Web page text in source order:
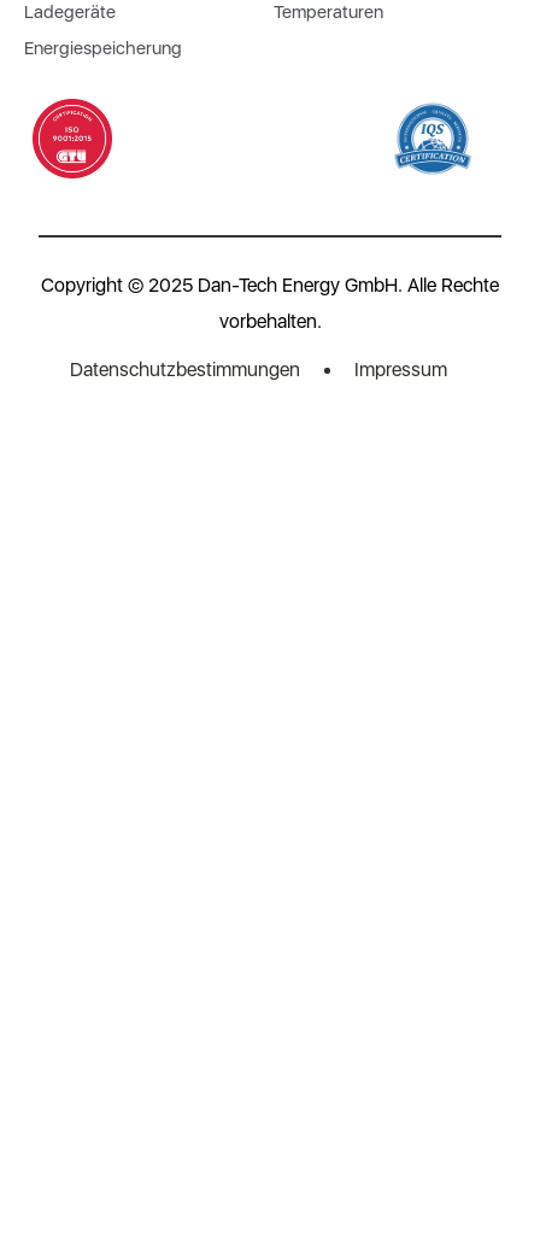
Ladegeräte
Energiespeicherung
Temperaturen
Copyright © 2025 Dan-Tech Energy GmbH. Alle Rechte
vorbehalten.
Datenschutzbestimmungen Impressum